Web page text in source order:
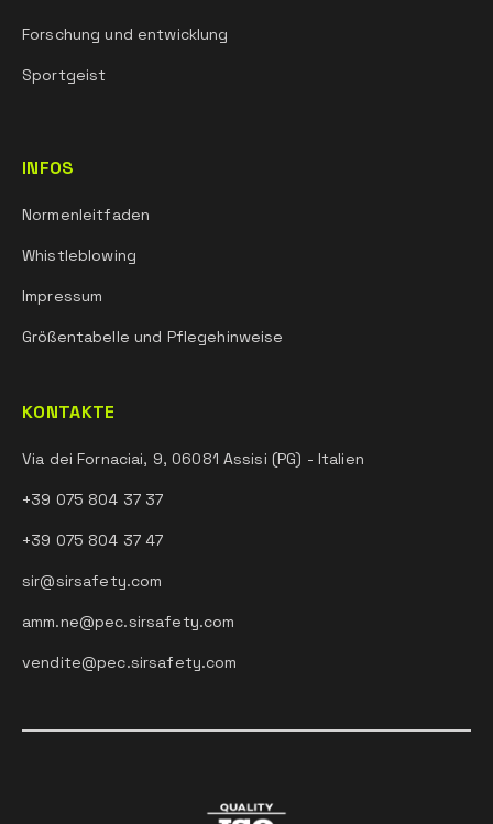
Forschung und entwicklung
Sportgeist
INFOS
Normenleitfaden
Whistleblowing
Impressum
Größentabelle und Pflegehinweise
KONTAKTE
Via dei Fornaciai, 9, 06081 Assisi (PG) - Italien
+39 075 804 37 37
+39 075 804 37 47
sir@sirsafety.com
amm.ne@pec.sirsafety.com
vendite@pec.sirsafety.com